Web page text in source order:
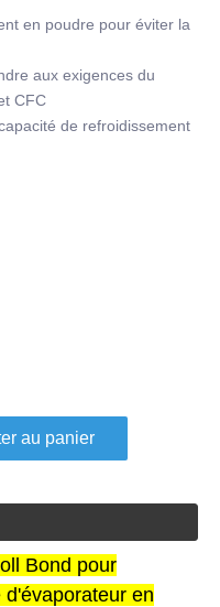
en poudre pour éviter la
aux exigences du
CFC
de refroidissement
au panier
Bond pour
en